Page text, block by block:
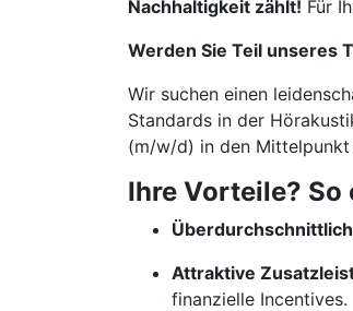
Nachhaltigkeit zählt! Für
Werden Sie Teil unseres
Wir suchen einen
Standards in der
(m/w/d) in den Mittelpunkt
Ihre Vorteile?
Attraktive
finanzielle Incentives.